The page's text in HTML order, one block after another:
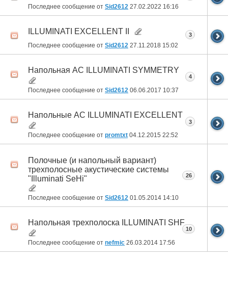
Последнее сообщение от Sid2612 27.02.2022 16:16
ILLUMINATI EXCELLENT II
Последнее сообщение от Sid2612 27.11.2018 15:02
3
Напольная АС ILLUMINATI SYMMETRY
Последнее сообщение от Sid2612 06.06.2017 10:37
4
Напольные АС ILLUMINATI EXCELLENT
Последнее сообщение от promtxt 04.12.2015 22:52
3
Полочные (и напольный вариант)
трехполосные акустические системы
"Illuminati SeHi"
Последнее сообщение от Sid2612 01.05.2014 14:10
26
Напольная трехполоска ILLUMINATI SHF
Последнее сообщение от nefmic 26.03.2014 17:56
10